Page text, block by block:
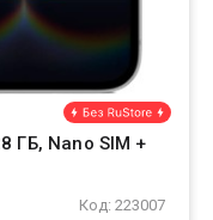
ГБ, Nano SIM +
Код: 223007